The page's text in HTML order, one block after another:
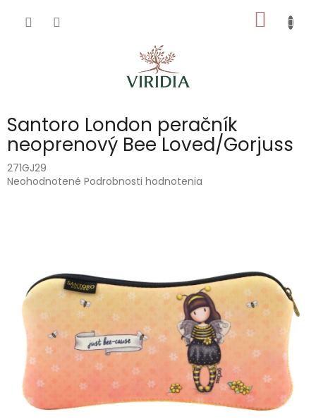
KOŠÍK
Santoro London peračník
neoprenový Bee Loved/Gorjuss
271GJ29
Priemerné
hviezdičiek.
Neohodnotené Podrobnosti hodnotenia